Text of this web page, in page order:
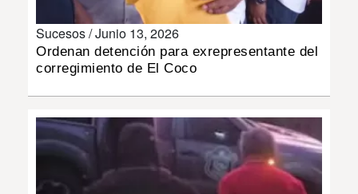
DEPORTES
INSÓLITAS
Sucesos /Junio 13, 2026
Ordenan detención para exrepresentante del
corregimiento de El Coco